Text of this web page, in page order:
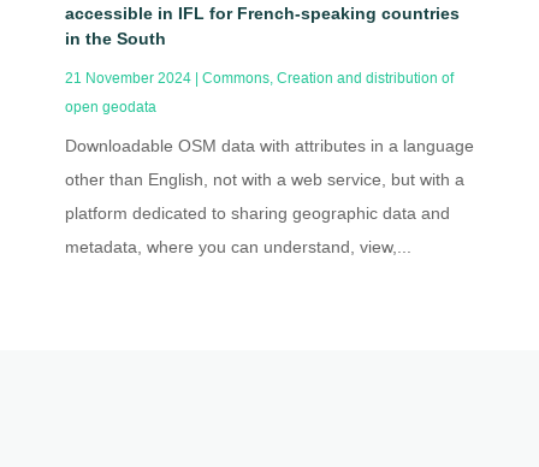
accessible in IFL for French-speaking countries
in the South
21 November 2024| Commons, Creation and distribution of
open geodata
Downloadable OSM data with attributes in a language
other than English, not with a web service, but with a
platform dedicated to sharing geographic data and
metadata, where you can understand, view,...